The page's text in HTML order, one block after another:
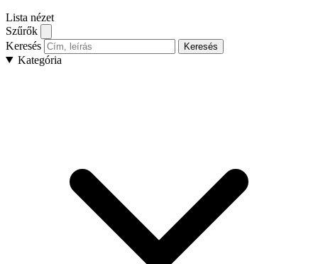
Lista nézet
Szűrők
Keresés
Keresés
Kategória